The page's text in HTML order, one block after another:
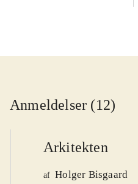
Anmeldelser (12)
Arkitekten
af Holger Bisgaard